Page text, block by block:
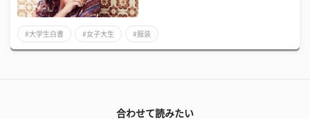
#大学生白書 #女子大生 #服装
合わせて読みたい